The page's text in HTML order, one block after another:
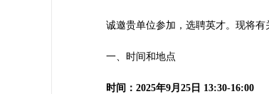
诚邀贵单位参加，选聘英才。现将有
一、时间和地点
时间：2025年9月25日 13:30-16:00